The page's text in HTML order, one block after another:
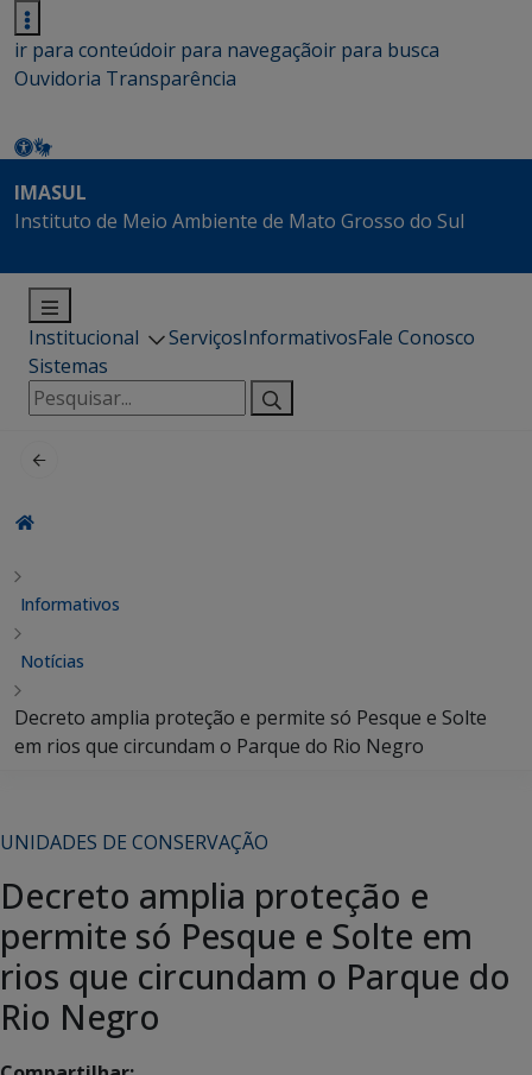
ir para conteúdoir para navegaçãoir para busca
Ouvidoria Transparência
IMASUL
Instituto de Meio Ambiente de Mato Grosso do Sul
Institucional ServiçosInformativosFale Conosco
Sistemas
Pesquisar
por:
Informativos
Notícias
Decreto amplia proteção e permite só Pesque e Solte
em rios que circundam o Parque do Rio Negro
UNIDADES DE CONSERVAÇÃO
Decreto amplia proteção e
permite só Pesque e Solte em
rios que circundam o Parque do
Rio Negro